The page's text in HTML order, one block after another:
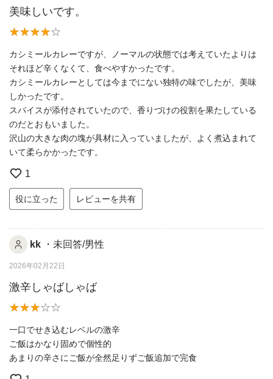
美味しいです。
カシミールカレーですが、ノーマルの状態では考えていたよりは
それほど辛くなくて、食べやすかったです。
カシミールカレーとしては今までにない独特の味でしたが、美味
しかったです。
スパイスが添付されていたので、香りづけの役割を果たしている
のだとおもいました。
沢山の大きな肉の塊が具材に入っていましたが、よく煮込まれて
いて柔らかかったです。
1
役に立った レビューを共有
kk ・未回答/男性
2026年02月22日
激辛しゃばしゃば
一口でせき込むレベルの激辛
ご飯はかなり固めで個性的
あまりの辛さにご飯が全然足りずご飯追加で完食